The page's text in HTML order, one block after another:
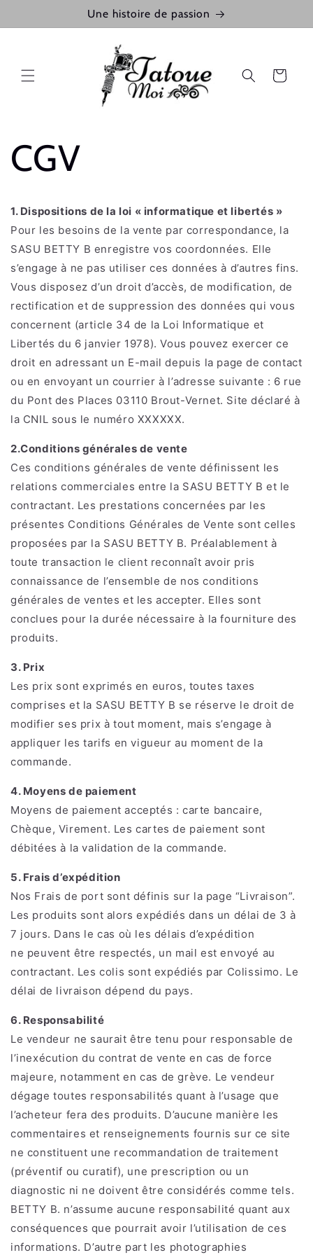
au
Une histoire de passion
Panier
CGV
1. Dispositions de la loi « informatique et libertés »
Pour les besoins de la vente par correspondance, la
SASU BETTY B enregistre vos coordonnées. Elle
s’engage à ne pas utiliser ces données à d’autres fins.
Vous disposez d’un droit d’accès, de modification, de
rectification et de suppression des données qui vous
concernent (article 34 de la Loi Informatique et
Libertés du 6 janvier 1978). Vous pouvez exercer ce
droit en adressant un E-mail depuis la page de contact
ou en envoyant un courrier à l’adresse suivante : 6 rue
du Pont des Places 03110 Brout-Vernet. Site déclaré à
la CNIL sous le numéro XXXXXX.
2.Conditions générales de vente
Ces conditions générales de vente définissent les
relations commerciales entre la SASU BETTY B et le
contractant. Les prestations concernées par les
présentes Conditions Générales de Vente sont celles
proposées par la SASU BETTY B. Préalablement à
toute transaction le client reconnaît avoir pris
connaissance de l’ensemble de nos conditions
générales de ventes et les accepter. Elles sont
conclues pour la durée nécessaire à la fourniture des
produits.
3. Prix
Les prix sont exprimés en euros, toutes taxes
comprises et la SASU BETTY B se réserve le droit de
modifier ses prix à tout moment, mais s’engage à
appliquer les tarifs en vigueur au moment de la
commande.
4. Moyens de paiement
Moyens de paiement acceptés : carte bancaire,
Chèque, Virement. Les cartes de paiement sont
débitées à la validation de la commande.
5. Frais d’expédition
Nos Frais de port sont définis sur la page “Livraison”.
Les produits sont alors expédiés dans un délai de 3 à
7 jours. Dans le cas où les délais d’expédition
ne peuvent être respectés, un mail est envoyé au
contractant. Les colis sont expédiés par Colissimo. Le
délai de livraison dépend du pays.
6. Responsabilité
Le vendeur ne saurait être tenu pour responsable de
l’inexécution du contrat de vente en cas de force
majeure, notamment en cas de grève. Le vendeur
dégage toutes responsabilités quant à l’usage que
l’acheteur fera des produits. D’aucune manière les
commentaires et renseignements fournis sur ce site
ne constituent une recommandation de traitement
(préventif ou curatif), une prescription ou un
diagnostic ni ne doivent être considérés comme tels.
BETTY B. n’assume aucune responsabilité quant aux
conséquences que pourrait avoir l’utilisation de ces
informations. D’autre part les photographies